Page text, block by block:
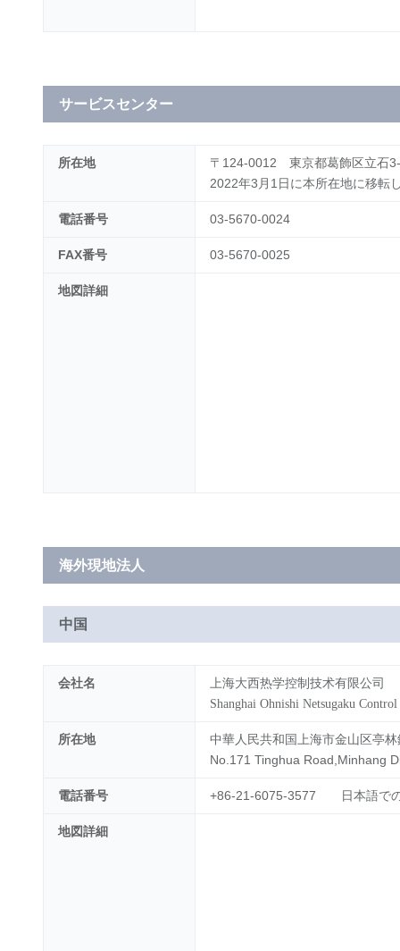
サービスセンター
所在地
〒124-0012 東京都葛飾区立石
2022年3月1日に本所在地に移転
電話番号 03-5670-0024
FAX番号 03-5670-0025
地図詳細
海外現地法人
中国
会社名
上海大西热学控制技术有限公司
Shanghai Ohnishi Netsugaku
所在地
中華人民共和国上海市金山区亭
No.171 Tinghua Road,Minhang
電話番号 +86-21-6075-3577 日本語で
地図詳細